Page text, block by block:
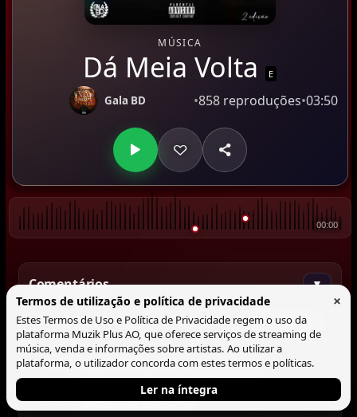
MÚSICA
Dá Meia Volta E
Gala BD •858 reproduções•03:50
00:00
Comentários ▼
Comentar
02:05 @Marcos paresMau 💥💥💥💥
02:39 @Marcos pares💯
Termos de utilização e política de privacidade ×
Estes Termos de Uso e Política de Privacidade regem o uso da
plataforma Muzik Plus AO, que oferece serviços de streaming de
música, venda e informações sobre artistas. Ao utilizar a
plataforma, o utilizador concorda com estes termos e políticas.
Ler na íntegra